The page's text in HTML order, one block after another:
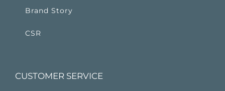
Brand Story
CSR
CUSTOMER SERVICE